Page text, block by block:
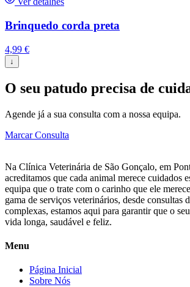
Brinquedo corda preta
4,99 €
↓
O seu patudo precisa de
Agende já a sua consulta com a nossa equipa.
Marcar Consulta
Na Clínica Veterinária de São Gonçalo, em
acreditamos que cada animal merece cuidados
equipa que o trate com o carinho que ele
gama de serviços veterinários, desde consultas
complexas, estamos aqui para garantir que o
vida longa, saudável e feliz.
Menu
Página Inicial
Sobre Nós